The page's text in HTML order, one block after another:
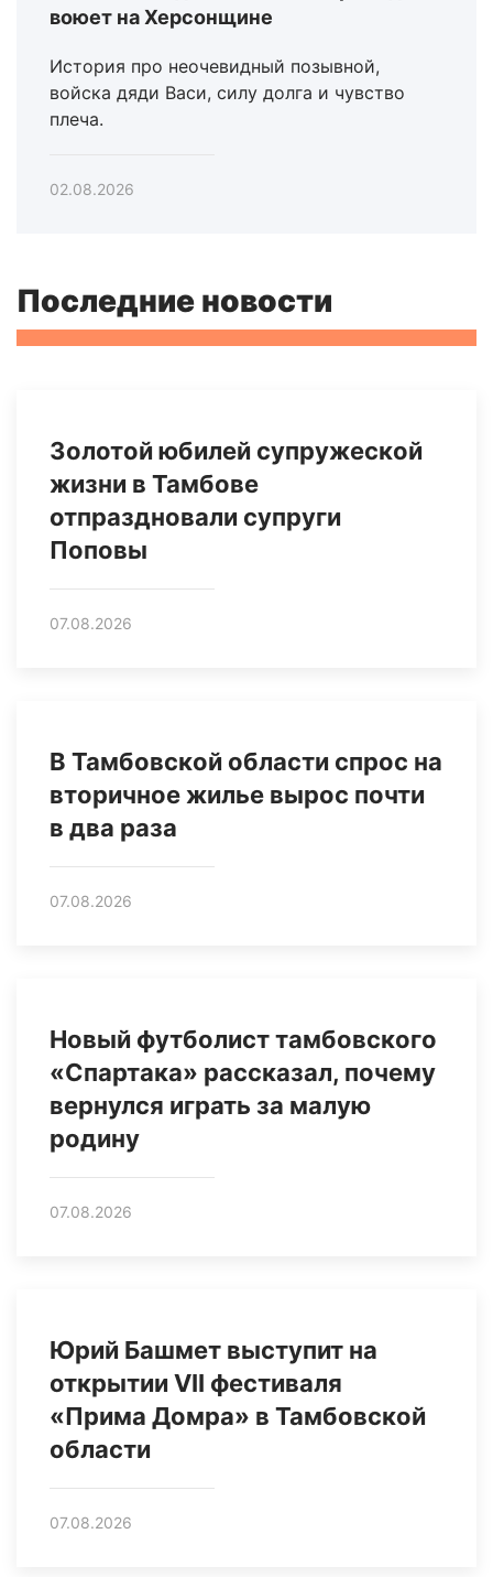
воюет на Херсонщине
История про неочевидный позывной,
войска дяди Васи, силу долга и чувство
плеча.
02.08.2026
Последние новости
Золотой юбилей супружеской
жизни в Тамбове
отпраздновали супруги
Поповы
07.08.2026
В Тамбовской области спрос на
вторичное жилье вырос почти
в два раза
07.08.2026
Новый футболист тамбовского
«Спартака» рассказал, почему
вернулся играть за малую
родину
07.08.2026
Юрий Башмет выступит на
открытии VII фестиваля
«Прима Домра» в Тамбовской
области
07.08.2026